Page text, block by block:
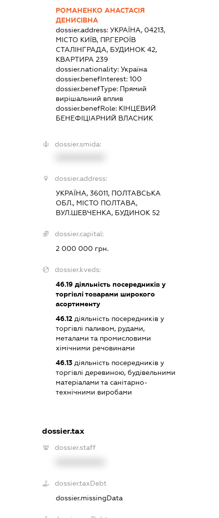
РОМАНЕНКО АНАСТАСІЯ
ДЕНИСІВНА
dossier.address: УКРАЇНА, 04213,
МІСТО КИЇВ, ПР.ГЕРОЇВ
СТАЛІНГРАДА, БУДИНОК 42,
КВАРТИРА 239
dossier.nationality: Україна
dossier.benefInterest: 100
dossier.benefType: Прямий
вирішальний вплив
dossier.benefRole: КІНЦЕВИЙ
БЕНЕФІЦІАРНИЙ ВЛАСНИК
dossier.smida:
dossier.address:
УКРАЇНА, 36011, ПОЛТАВСЬКА
ОБЛ., МІСТО ПОЛТАВА,
ВУЛ.ШЕВЧЕНКА, БУДИНОК 52
dossier.capital:
2 000 000 грн.
dossier.kveds:
46.19діяльність посередників у
торгівлі товарами широкого
асортименту
46.12діяльність посередників у
торгівлі паливом, рудами,
металами та промисловими
хімічними речовинами
46.13діяльність посередників у
торгівлі деревиною, будівельними
матеріалами та санітарно-
технічними виробами
dossier.tax
dossier.staff
dossier.taxDebt
dossier.missingData